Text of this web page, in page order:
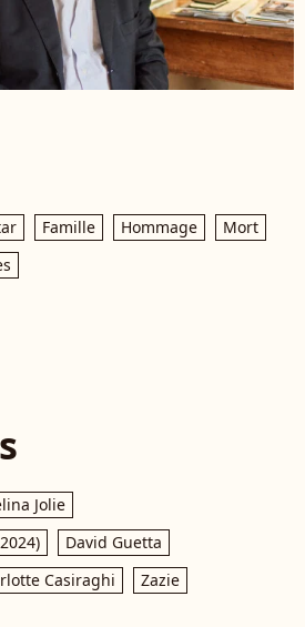
Famille Hommage
Mort
Jolie
David Guetta
Casiraghi
Zazie